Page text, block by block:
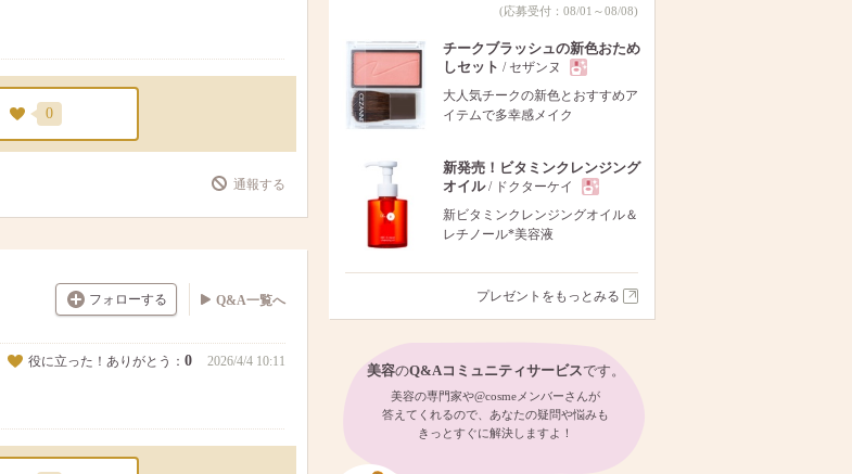
0
通報する
フォローする Q&A一覧へ
役に立った！ありがとう： 0 2026/4/4 10:11
(応募受付：08/01～08/08)
チークブラッシュの新色おため
しセット / セザンヌ
現
品
大人気チークの新色とおすすめア
イテムで多幸感メイク
新発売！ビタミンクレンジング
オイル/ ドクターケイ
現
新ビタミンクレンジングオイル＆
レチノール*美容液
プレゼントをもっとみる
美容のQ&Aコミュニティサービスです。
美容の専門家や@cosmeメンバーさんが
答えてくれるので、あなたの疑問や悩みも
きっとすぐに解決しますよ！